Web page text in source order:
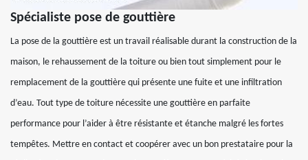
Spécialiste pose de gouttière
La pose de la gouttière est un travail réalisable durant la construction de la
maison, le rehaussement de la toiture ou bien tout simplement pour le
remplacement de la gouttière qui présente une fuite et une infiltration
d’eau. Tout type de toiture nécessite une gouttière en parfaite
performance pour l’aider à être résistante et étanche malgré les fortes
tempêtes. Mettre en contact et coopérer avec un bon prestataire pour la